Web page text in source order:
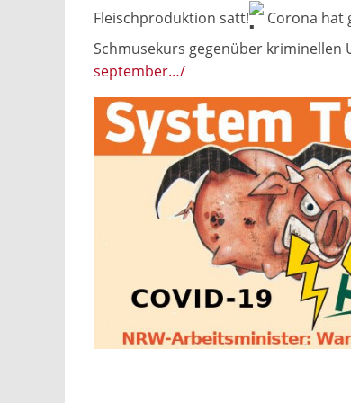
Fleischproduktion satt! Corona hat
Schmusekurs gegenüber
september…/